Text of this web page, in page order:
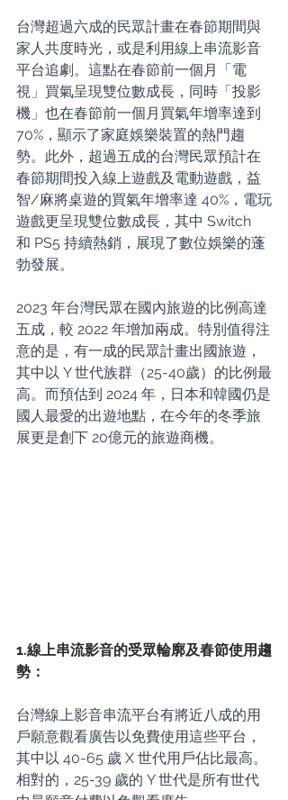
台灣超過六成的民眾計畫在春節期間與
家人共度時光，或是利用線上串流影音
平台追劇。這點在春節前一個月「電
視」買氣呈現雙位數成長，同時「投影
機」也在春節前一個月買氣年增率達到
70%，顯示了家庭娛樂裝置的熱門趨
勢。此外，超過五成的台灣民眾預計在
春節期間投入線上遊戲及電動遊戲，益
智/麻將桌遊的買氣年增率達 40%，電玩
遊戲更呈現雙位數成長，其中 Switch
和 PS5 持續熱銷，展現了數位娛樂的蓬
勃發展。
2023 年台灣民眾在國內旅遊的比例高達
五成，較 2022 年增加兩成。特別值得注
意的是，有一成的民眾計畫出國旅遊，
其中以 Y 世代族群（25-40歲）的比例最
高。而預估到 2024 年，日本和韓國仍是
國人最愛的出遊地點，在今年的冬季旅
展更是創下 20億元的旅遊商機。
1.線上串流影音的受眾輪廓及春節使用趨
勢：
台灣線上影音串流平台有將近八成的用
戶願意觀看廣告以免費使用這些平台，
其中以 40-65 歲 X 世代用戶佔比最高。
相對的，25-39 歲的 Y 世代是所有世代